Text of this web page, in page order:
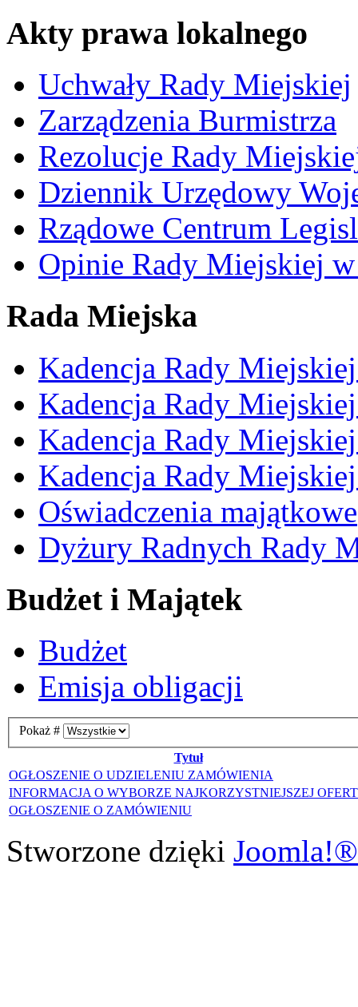
Akty prawa lokalnego
Uchwały Rady Miejskiej
Zarządzenia Burmistrza
Rezolucje Rady
Dziennik Urzędowy
Rządowe Centrum
Opinie Rady Miejskiej w
Rada Miejska
Kadencja Rady
Kadencja Rady
Kadencja Rady
Kadencja Rady
Oświadczenia majątkowe
Dyżury Radnych Rady
Budżet i Majątek
Budżet
Emisja obligacji
Pokaż #
Tytuł
OGŁOSZENIE O UDZIELENIU ZAMÓWIENIA
INFORMACJA O WYBORZE NAJKORZYSTNIEJSZEJ
OGŁOSZENIE O ZAMÓWIENIU
Stworzone dzięki Joomla!®